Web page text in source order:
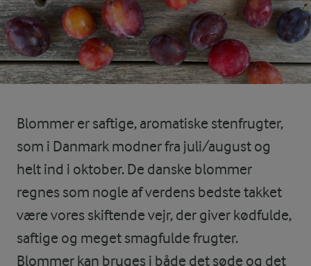
Blommer er saftige, aromatiske stenfrugter,
som i Danmark modner fra juli/august og
helt ind i oktober. De danske blommer
regnes som nogle af verdens bedste takket
være vores skiftende vejr, der giver kødfulde,
saftige og meget smagfulde frugter.
Blommer kan bruges i både det søde og det